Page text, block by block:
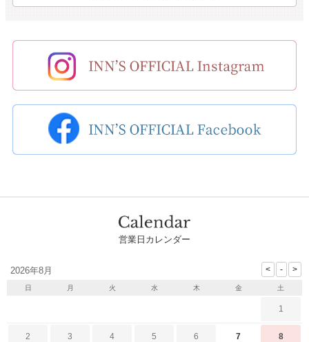
営業日カレンダー
2026年8月
日 月 火 水 木 金 土
1
2 3 4 5 6 7 8